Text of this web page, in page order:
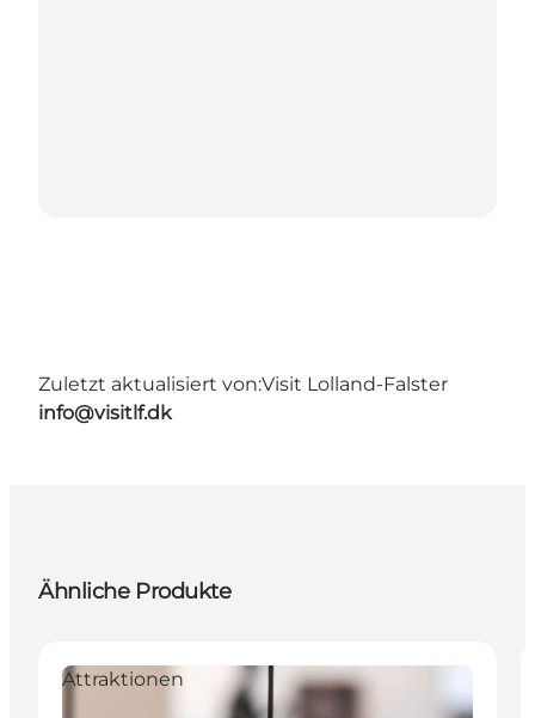
Zuletzt aktualisiert von:Visit Lolland-Falster
info@visitlf.dk
Ähnliche Produkte
Attraktionen